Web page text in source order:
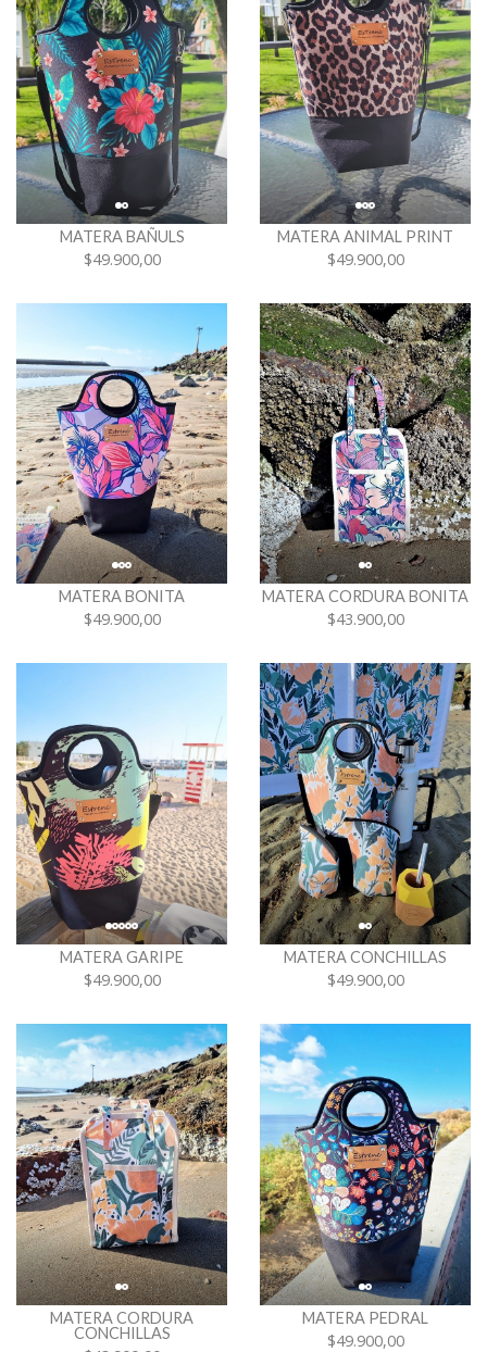
MATERA BAÑULS
$49.900,00
MATERA ANIMAL PRINT
$49.900,00
MATERA BONITA
$49.900,00
MATERA CORDURA BONITA
$43.900,00
MATERA GARIPE
$49.900,00
MATERA CONCHILLAS
$49.900,00
MATERA CORDURA
CONCHILLAS
MATERA PEDRAL
$49.900,00